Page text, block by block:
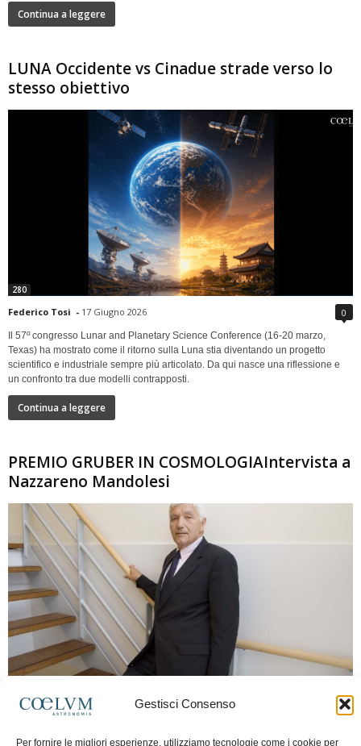
Gestisci Consenso
Per fornire le migliori esperienze, utilizziamo tecnologie come i cookie per
Continua a leggere
LUNA Occidente vs Cinadue strade verso lo
stesso obiettivo
280
Federico Tosi - 17 Giugno 2026 0
Il 57º congresso Lunar and Planetary Science Conference (16-20 marzo,
Texas) ha mostrato come il ritorno sulla Luna stia diventando un progetto
scientifico e industriale sempre più articolato. Da qui nasce una riflessione e
un confronto tra due modelli contrapposti.
Continua a leggere
PREMIO GRUBER IN COSMOLOGIAIntervista a
Nazzareno Mandolesi
Frida Paolella - 16 Giugno 2026 0
spaziale europea e della missione Planck. Il dialogo ripercorre i principali